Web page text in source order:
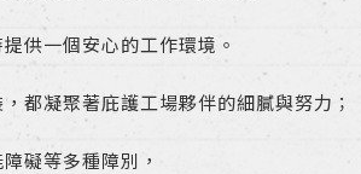
供一個安心的工作環境。
都凝聚著庇護工場夥伴的細膩與努力；
礙等多種障別，